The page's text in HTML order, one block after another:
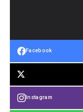
Facebook
Instagram